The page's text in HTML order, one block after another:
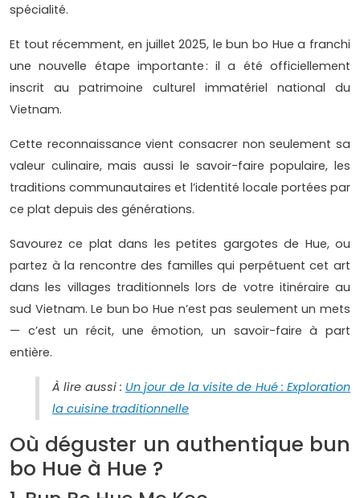
spécialité.
Et tout récemment, en juillet 2025, le bun bo Hue a franchi
une nouvelle étape importante : il a été officiellement
inscrit au patrimoine culturel immatériel national du
Vietnam.
Cette reconnaissance vient consacrer non seulement sa
valeur culinaire, mais aussi le savoir-faire populaire, les
traditions communautaires et l’identité locale portées par
ce plat depuis des générations.
Savourez ce plat dans les petites gargotes de Hue, ou
partez à la rencontre des familles qui perpétuent cet art
dans les villages traditionnels lors de votre itinéraire au
sud Vietnam. Le bun bo Hue n’est pas seulement un mets
— c’est un récit, une émotion, un savoir-faire à part
entière.
À lire aussi : Un jour de la visite de Hué : Exploration
la cuisine traditionnelle
Où déguster un authentique bun
bo Hue à Hue ?